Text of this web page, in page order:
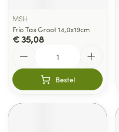
MSH
Frio Tas Groot 14,0x19cm
€ 35,08
Bestel